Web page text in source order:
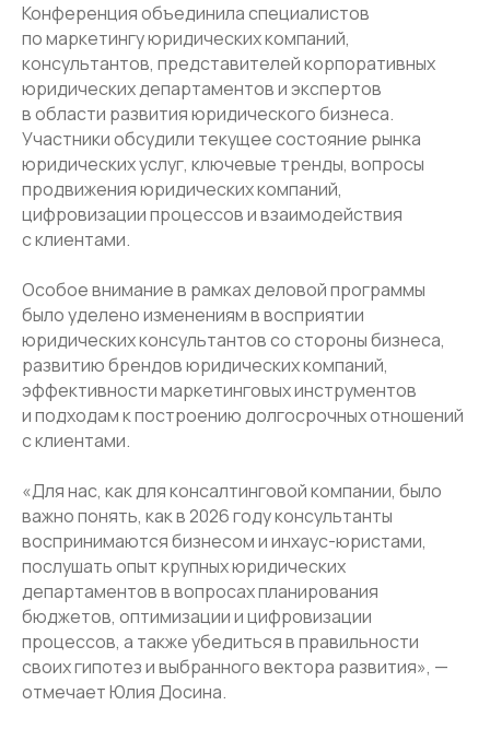
Конференция объединила специалистов
по маркетингу юридических компаний,
консультантов, представителей корпоративных
юридических департаментов и экспертов
в области развития юридического бизнеса.
Участники обсудили текущее состояние рынка
юридических услуг, ключевые тренды, вопросы
продвижения юридических компаний,
цифровизации процессов и взаимодействия
с клиентами.
Особое внимание в рамках деловой программы
было уделено изменениям в восприятии
юридических консультантов со стороны бизнеса,
развитию брендов юридических компаний,
эффективности маркетинговых инструментов
и подходам к построению долгосрочных отношений
с клиентами.
«Для нас, как для консалтинговой компании, было
важно понять, как в 2026 году консультанты
воспринимаются бизнесом и инхаус-юристами,
послушать опыт крупных юридических
департаментов в вопросах планирования
бюджетов, оптимизации и цифровизации
процессов, а также убедиться в правильности
своих гипотез и выбранного вектора развития», —
отмечает Юлия Досина.
ООО КГ «ТИМ»
Главная
Признание Блог Отзывы
Навигация
Санкт-Петербург, Средний
проспект В.О., 85
Офис Санкт-Петербург